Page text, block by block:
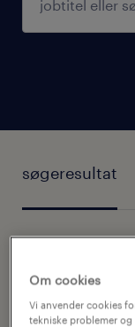
søgeresultat
filtrér 1
Om cookies
Vi anvender cookies
tekniske problemer